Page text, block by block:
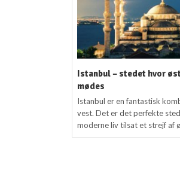
Istanbul – stedet hvor
mødes
Istanbul er en fantastisk
vest. Det er det perfekte
moderne liv tilsat et strejf af